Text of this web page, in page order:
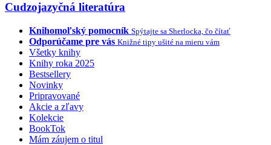
Cudzojazyčná literatúra
Knihomoľský pomocník Spýtajte sa Sherlocka, čo čítať
Odporúčame pre vás Knižné tipy ušité na mieru vám
Všetky knihy
Knihy roka 2025
Bestsellery
Novinky
Pripravované
Akcie a zľavy
Kolekcie
BookTok
Mám záujem o titul